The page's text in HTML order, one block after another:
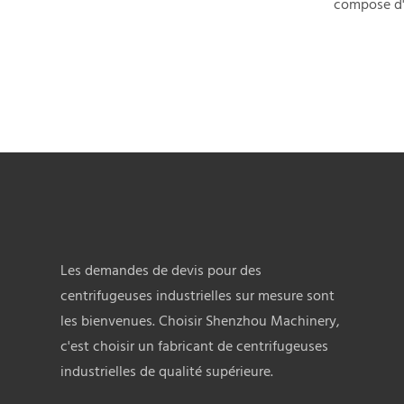
compose
en sa
tambour
autour de
puissant
sont
inférieur
Les demandes de devis pour des
centrifugeuses industrielles sur mesure sont
les bienvenues. Choisir Shenzhou Machinery,
c'est choisir un fabricant de centrifugeuses
industrielles de qualité supérieure.